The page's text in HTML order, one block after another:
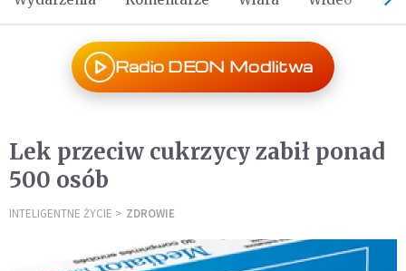
Radio DEON Modlitwa
Lek przeciw cukrzycy zabił ponad
500 osób
INTELIGENTNE ŻYCIE ZDROWIE